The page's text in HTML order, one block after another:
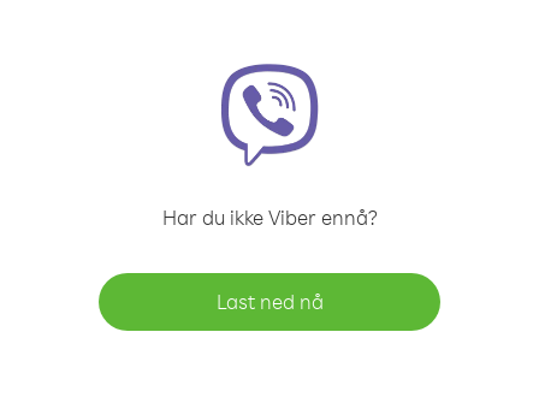
Har du ikke Viber ennå?
Last ned nå